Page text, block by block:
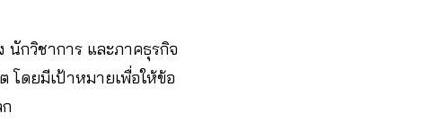
นักวิชาการ และภาคธุรกิจ
โดยมีเป้าหมายเพื่อให้ข้อ